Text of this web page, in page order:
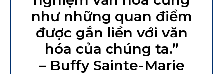
như những quan điểm
được gắn liền với văn
hóa của chúng ta.”
– Buffy Sainte-Marie